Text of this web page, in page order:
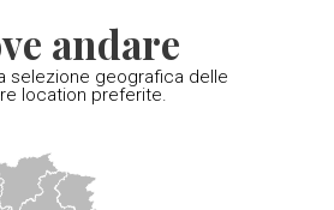
andare
selezione geografica delle
location preferite.